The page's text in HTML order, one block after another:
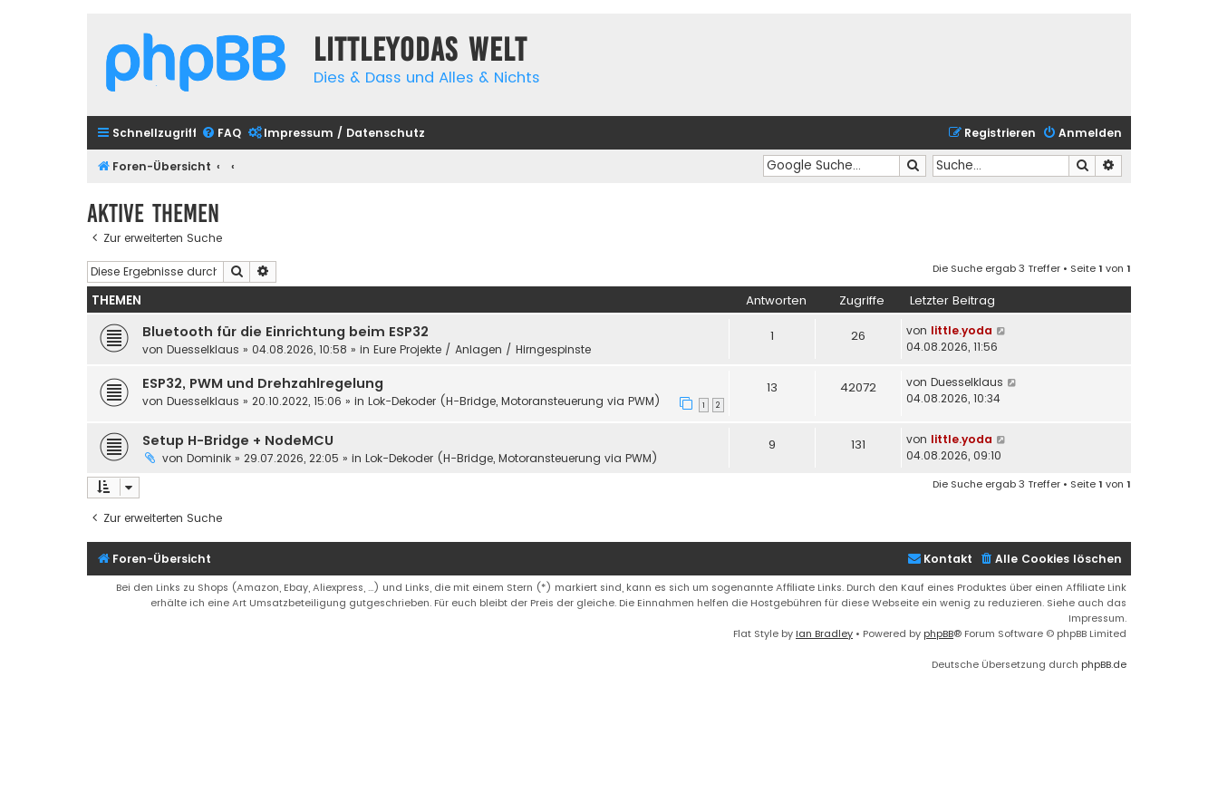
Littleyodas Welt
Dies & Dass und Alles & Nichts
Schnellzugriff FAQ Impressum / Datenschutz Anmelden
Registrieren
Foren-Übersicht Suche
Suche
Aktive Themen
Zur erweiterten Suche
Suche Die Suche ergab 3 Treffer • Seite1 von 1
THEMEN Antworten Zugriffe Letzter Beitrag
Bluetooth für die Einrichtung beim ESP32
von Duesselklaus » 04.08.2026, 10:58 » in Eure Projekte / Anlagen / Hirngespinste
1 26 von little.yoda
04.08.2026, 11:56
ESP32, PWM und Drehzahlregelung
von Duesselklaus » 20.10.2022, 15:06 » in Lok-Dekoder (H-Bridge, Motoransteuerung via PWM) 1 2
13 42072 von Duesselklaus
04.08.2026, 10:34
Setup H-Bridge + NodeMCU
von Dominik » 29.07.2026, 22:05 » in Lok-Dekoder (H-Bridge, Motoransteuerung via PWM)
9 131 von little.yoda
04.08.2026, 09:10
Die Suche ergab 3 Treffer • Seite1 von 1
Zur erweiterten Suche
Foren-Übersicht Alle Cookies löschen
Kontakt
Bei den Links zu Shops (Amazon, Ebay, Aliexpress, ...) und Links, die mit einem Stern (*) markiert sind, kann es sich um sogenannte Affiliate Links. Durch den Kauf eines Produktes über einen Affiliate Link
erhälte ich eine Art Umsatzbeteiligung gutgeschrieben. Für euch bleibt der Preis der gleiche. Die Einnahmen helfen die Hostgebühren für diese Webseite ein wenig zu reduzieren. Siehe auch das
Impressum.
Flat Style by Ian Bradley • Powered by phpBB® Forum Software © phpBB Limited
Deutsche Übersetzung durch phpBB.de